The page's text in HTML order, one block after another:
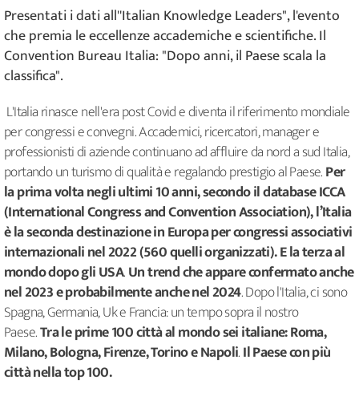
Presentati i dati all''Italian Knowledge Leaders", l'evento
che premia le eccellenze accademiche e scientifiche. Il
Convention Bureau Italia: "Dopo anni, il Paese scala la
classifica".
L'Italia rinasce nell'era post Covid e diventa il riferimento mondiale
per congressi e convegni. Accademici, ricercatori, manager e
professionisti di aziende continuano ad affluire da nord a sud Italia,
portando un turismo di qualità e regalando prestigio al Paese.Per
la prima volta negli ultimi 10 anni, secondo il database ICCA
(International Congress and Convention Association), l’Italia
è la seconda destinazione in Europa per congressi associativi
internazionali nel 2022 (560 quelli organizzati). E la terza al
mondo dopo gli USA.Un trend che appare confermato anche
nel 2023 e probabilmente anche nel 2024. Dopo l'Italia, ci sono
Spagna, Germania, Uk e Francia: un tempo sopra il nostro
Paese.Tra le prime 100 città al mondo sei italiane: Roma,
Milano, Bologna, Firenze, Torino e Napoli.Il Paese con più
città nella top 100.